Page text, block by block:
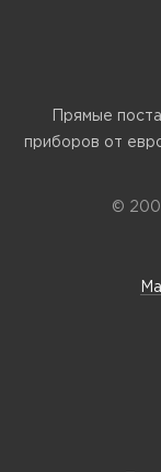
Прямые
приборов от
©